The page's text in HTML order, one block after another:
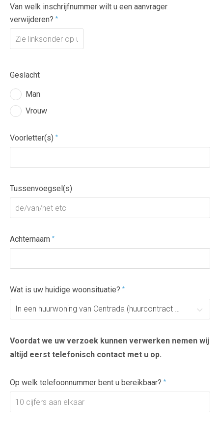
Van welk inschrijfnummer wilt u een aanvrager
verwijderen? *
Geslacht
Man
Vrouw
Voorletter(s) *
Tussenvoegsel(s)
Achternaam *
Wat is uw huidige woonsituatie? *
In een huurwoning van Centrada (huurcontract staat op mijn naam)
Voordat we uw verzoek kunnen verwerken nemen wij
altijd eerst telefonisch contact met u op.
Op welk telefoonnummer bent u bereikbaar? *